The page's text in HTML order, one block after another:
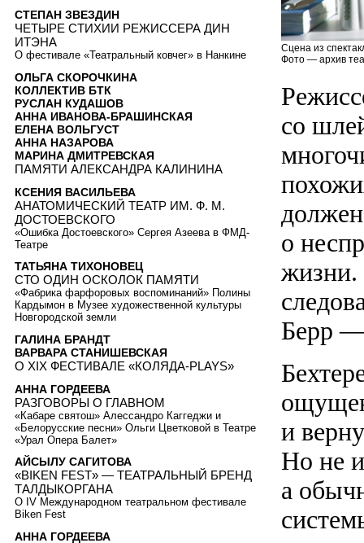
Сцена из
Фото — архив
со
о
жизни.
Берр —
и
Но не
а
СТЕПАН ЗВЕЗДИН
ЧЕТЫРЕ СТИХИИ РЕЖИССЕРА ДИН
ИТЭНА
О фестивале «Театральный ковчег» в Нанкине
ОЛЬГА СКОРОЧКИНА
КОЛЛЕКТИВ БТК
РУСЛАН КУДАШОВ
АННА ИВАНОВА-БРАШИНСКАЯ
ЕЛЕНА ВОЛЬГУСТ
АННА НАЗАРОВА
МАРИНА ДМИТРЕВСКАЯ
ПАМЯТИ АЛЕКСАНДРА КАЛИНИНА
КСЕНИЯ ВАСИЛЬЕВА
АНАТОМИЧЕСКИЙ ТЕАТР ИМ. Ф. М.
ДОСТОЕВСКОГО
«Ошибка Достоевского» Сергея Азеева в ФМД-
Театре
ТАТЬЯНА ТИХОНОВЕЦ
СТО ОДИН ОСКОЛОК ПАМЯТИ
«Фабрика фарфоровых воспоминаний» Полины
Кардымон в Музее художественной культуры
Новгородской земли
ГАЛИНА БРАНДТ
ВАРВАРА СТАНИШЕВСКАЯ
О XIX ФЕСТИВАЛЕ «КОЛЯДА-PLAYS»
АННА ГОРДЕЕВА
РАЗГОВОРЫ О ГЛАВНОМ
«Кабаре святош» Алессандро Каггеджи и
«Белорусские песни» Ольги Цветковой в Театре
«Урал Опера Балет»
АЙСЫЛУ САГИТОВА
«BIKEN FEST» — ТЕАТРАЛЬНЫЙ БРЕНД
ТАЛДЫКОРГАНА
О IV Международном театральном фестивале
Biken Fest
АННА ГОРДЕЕВА